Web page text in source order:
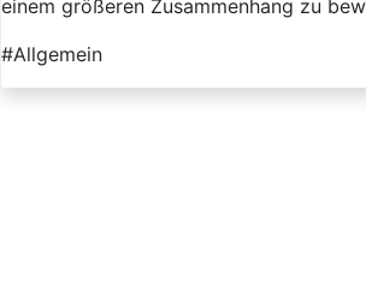
einem größeren Zusammenhang zu
#Allgemein